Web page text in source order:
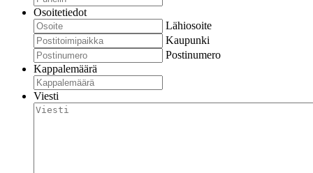
Osoitetiedot
Lähiosoite
Kaupunki
Postinumero
Kappalemäärä
Viesti